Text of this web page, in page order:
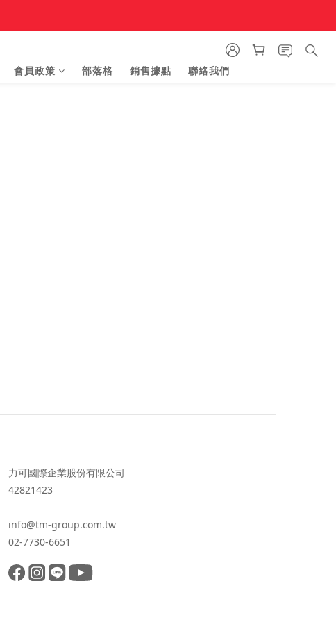
會員政策 部落格 銷售據點 聯絡我們
力可國際企業股份有限公司
42821423
info@tm-group.com.tw
02-7730-6651